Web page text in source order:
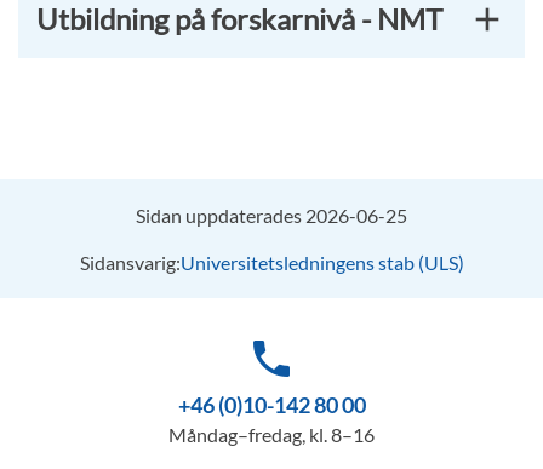
Utbildning på forskarnivå - NMT
Sidan uppdaterades 2026-06-25
Sidansvarig:Universitetsledningens stab (ULS)
phone
+46 (0)10-142 80 00
Måndag–fredag, kl. 8–16